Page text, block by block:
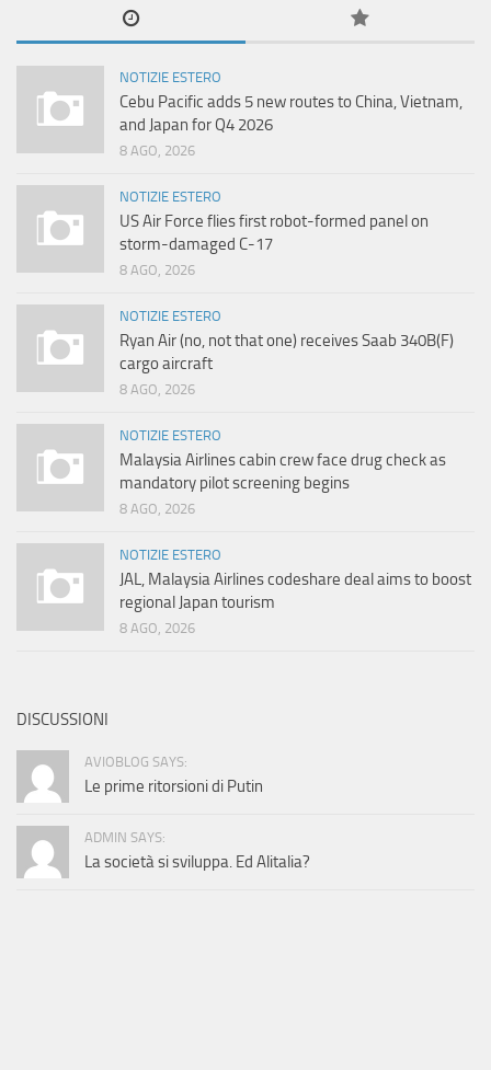
NOTIZIE ESTERO
Cebu Pacific adds 5 new routes to China, Vietnam,
and Japan for Q4 2026
8 AGO, 2026
NOTIZIE ESTERO
US Air Force flies first robot-formed panel on
storm-damaged C-17
8 AGO, 2026
NOTIZIE ESTERO
Ryan Air (no, not that one) receives Saab 340B(F)
cargo aircraft
8 AGO, 2026
NOTIZIE ESTERO
Malaysia Airlines cabin crew face drug check as
mandatory pilot screening begins
8 AGO, 2026
NOTIZIE ESTERO
JAL, Malaysia Airlines codeshare deal aims to boost
regional Japan tourism
8 AGO, 2026
DISCUSSIONI
AVIOBLOG SAYS:
Le prime ritorsioni di Putin
ADMIN SAYS:
La società si sviluppa. Ed Alitalia?